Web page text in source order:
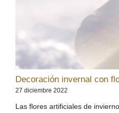
Decoración invernal con
27 diciembre 2022
Las flores artificiales de